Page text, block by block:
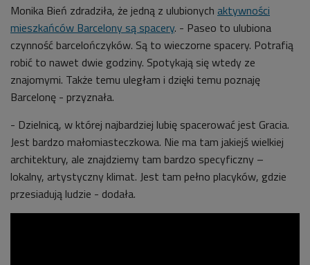
Monika Bień zdradziła, że jedną z ulubionych aktywności
mieszkańców Barcelony są spacery. - Paseo to ulubiona
czynność barcelończyków. Są to wieczorne spacery. Potrafią
robić to nawet dwie godziny. Spotykają się wtedy ze
znajomymi. Także temu uległam i dzięki temu poznaję
Barcelonę - przyznała.
- Dzielnicą, w której najbardziej lubię spacerować jest Gracia.
Jest bardzo małomiasteczkowa. Nie ma tam jakiejś wielkiej
architektury, ale znajdziemy tam bardzo specyficzny –
lokalny, artystyczny klimat. Jest tam pełno placyków, gdzie
przesiadują ludzie - dodała.